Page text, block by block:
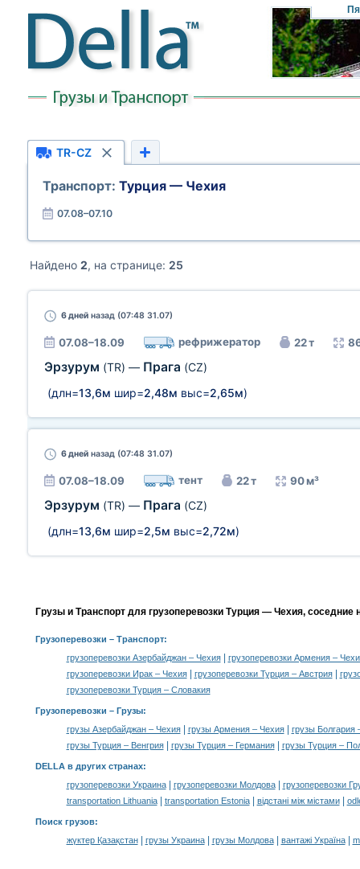
TR-CZ
Транспорт: Турция — Чехия
07.08–07.10
Найдено 2, на странице: 25
6 дней назад (07:48 31.07)
07.08–18.09 рефрижератор 22 т
Эрзурум (TR) — Прага (CZ)
(длн=13,6м шир=2,48м выс=2,65м)
6 дней назад (07:48 31.07)
07.08–18.09 тент 22 т 90 м³
Эрзурум (TR) — Прага (CZ)
(длн=13,6м шир=2,5м выс=2,72м)
Грузы и Транспорт для грузоперевозки Турция — Чехия, соседние
Грузоперевозки – Транспорт:
грузоперевозки Азербайджан – Чехия|
грузоперевозки Армения –
грузоперевозки Ирак – Чехия| грузоперевозки Турция – Австрия|
грузоперевозки Турция – Словакия
Грузоперевозки – Грузы:
грузы Азербайджан – Чехия| грузы Армения – Чехия|
грузы Болгария
грузы Турция – Венгрия| грузы Турция – Германия| грузы Турция –
DELLA в других странах:
грузоперевозки Украина| грузоперевозки Молдова|
грузоперевозки
transportation Lithuania| transportation Estonia| відстані між містами|
Поиск грузов:
жүктер Қазақстан| грузы Украина| грузы Молдова| вантажі Україна|